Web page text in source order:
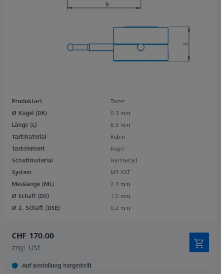
Produktart
Taster
Ø Kugel (DK)
0.3 mm
Länge (L)
8.5 mm
Tastmaterial
Rubin
Tastelement
Kugel
Schaftmaterial
Hartmetall
System
M3 XXT
Messlänge (ML)
2.3 mm
Ø Schaft (DS)
1.0 mm
Ø 2. Schaft (DSE)
0.2 mm
CHF 170.00
zzgl. USt.
Auf Bestellung hergestellt